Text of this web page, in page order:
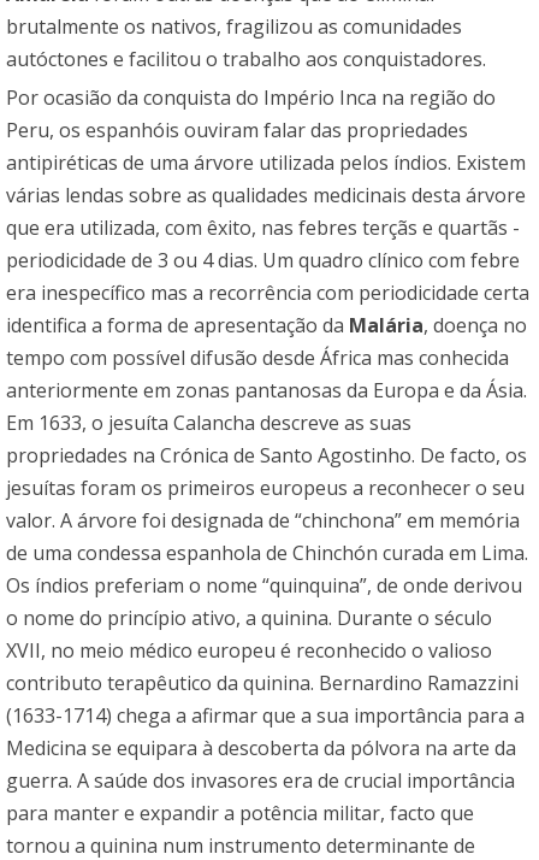
brutalmente os nativos, fragilizou as comunidades
autóctones e facilitou o trabalho aos conquistadores.
Por ocasião da conquista do Império Inca na região do
Peru, os espanhóis ouviram falar das propriedades
antipiréticas de uma árvore utilizada pelos índios. Existem
várias lendas sobre as qualidades medicinais desta árvore
que era utilizada, com êxito, nas febres terçãs e quartãs -
periodicidade de 3 ou 4 dias. Um quadro clínico com febre
era inespecífico mas a recorrência com periodicidade certa
identifica a forma de apresentação da Malária, doença no
tempo com possível difusão desde África mas conhecida
anteriormente em zonas pantanosas da Europa e da Ásia.
Em 1633, o jesuíta Calancha descreve as suas
propriedades na Crónica de Santo Agostinho. De facto, os
jesuítas foram os primeiros europeus a reconhecer o seu
valor. A árvore foi designada de “chinchona” em memória
de uma condessa espanhola de Chinchón curada em Lima.
Os índios preferiam o nome “quinquina”, de onde derivou
o nome do princípio ativo, a quinina. Durante o século
XVII, no meio médico europeu é reconhecido o valioso
contributo terapêutico da quinina. Bernardino Ramazzini
(1633-1714) chega a afirmar que a sua importância para a
Medicina se equipara à descoberta da pólvora na arte da
guerra. A saúde dos invasores era de crucial importância
para manter e expandir a potência militar, facto que
tornou a quinina num instrumento determinante de